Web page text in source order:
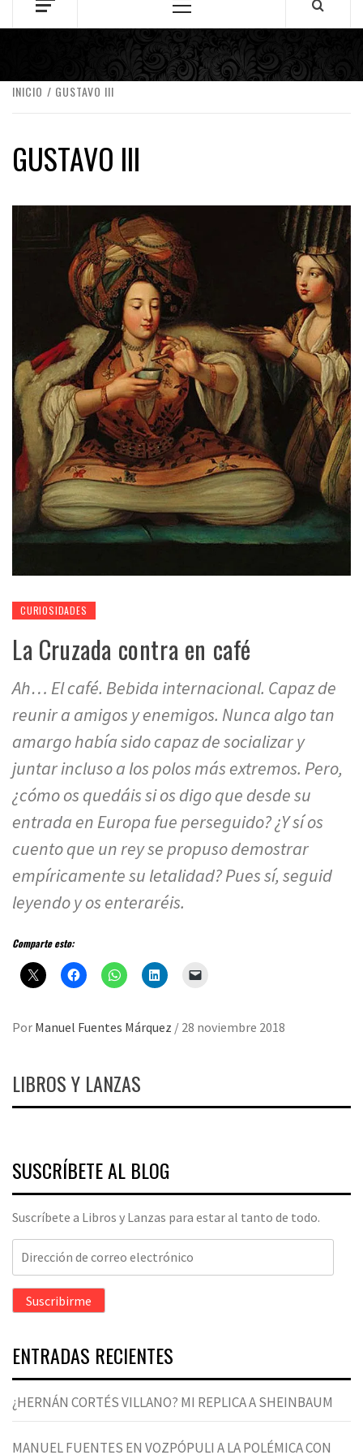
Menú
INICIO GUSTAVO III
GUSTAVO III
CURIOSIDADES
La Cruzada contra en café
Ah… El café. Bebida internacional. Capaz de
reunir a amigos y enemigos. Nunca algo tan
amargo había sido capaz de socializar y
juntar incluso a los polos más extremos. Pero,
¿cómo os quedáis si os digo que desde su
entrada en Europa fue perseguido? ¿Y sí os
cuento que un rey se propuso demostrar
empíricamente su letalidad? Pues sí, seguid
leyendo y os enteraréis.
Comparte esto:
Por Manuel Fuentes Márquez / 28 noviembre 2018
LIBROS Y LANZAS
SUSCRÍBETE AL BLOG
Suscríbete a Libros y Lanzas para estar al tanto de todo.
Dirección
correo
electrónico
Suscribirme
ENTRADAS RECIENTES
¿HERNÁN CORTÉS VILLANO? MI REPLICA A SHEINBAUM
MANUEL FUENTES EN VOZPÓPULI A LA POLÉMICA CON